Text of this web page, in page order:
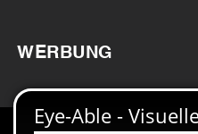
WERBUNG